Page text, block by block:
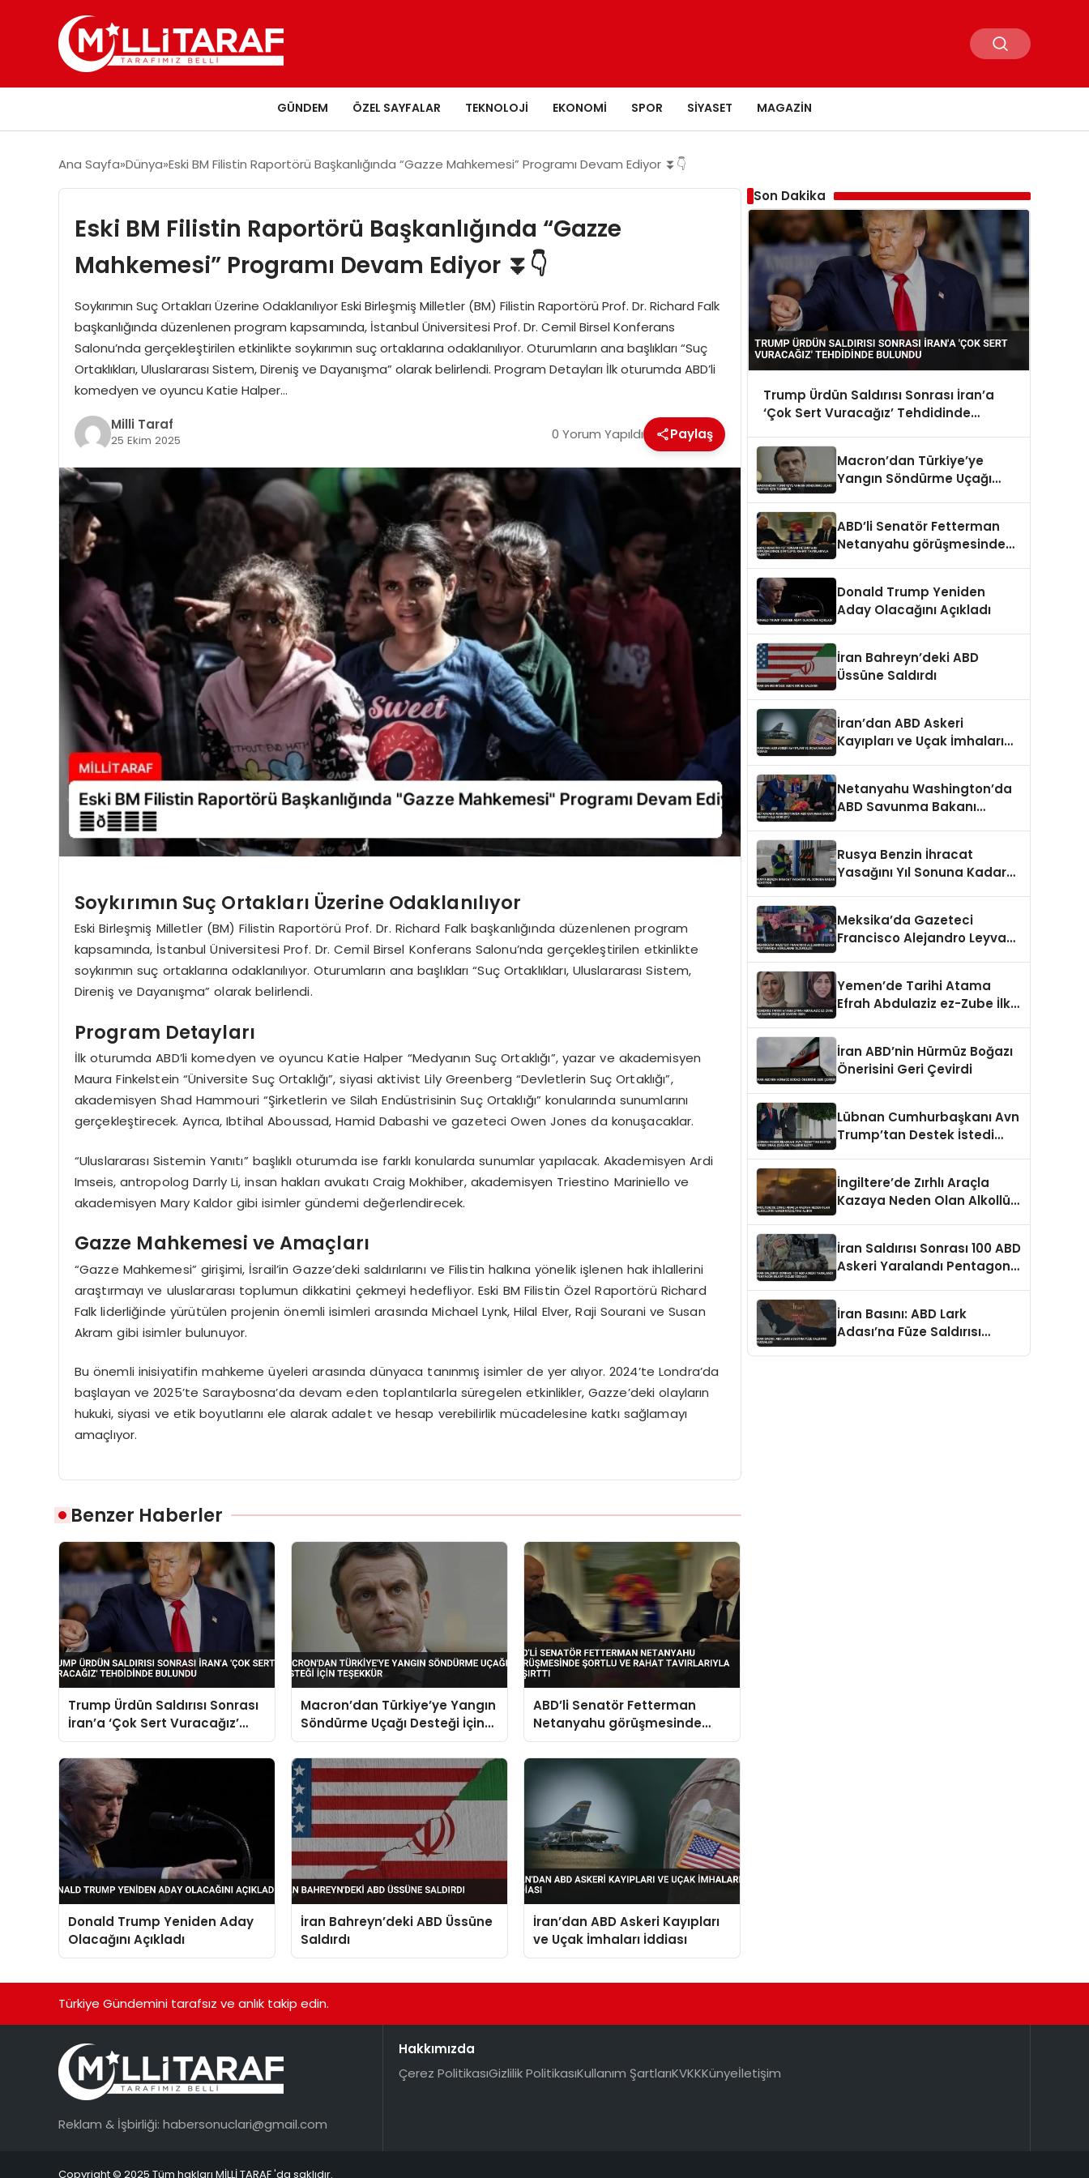
GÜNDEM ÖZEL SAYFALAR TEKNOLOJI EKONOMI SPOR SIYASET MAGAZIN
Ana Sayfa Dünya Eski BM Filistin Raportörü Başkanlığında “Gazze Mahkemesi” Programı Devam Ediyor ⏬👇
Eski BM Filistin Raportörü Başkanlığında “Gazze
Mahkemesi” Programı Devam Ediyor ⏬👇
Soykırımın Suç Ortakları Üzerine Odaklanılıyor Eski Birleşmiş Milletler (BM) Filistin Raportörü Prof. Dr. Richard Falk
başkanlığında düzenlenen program kapsamında, İstanbul Üniversitesi Prof. Dr. Cemil Birsel Konferans
Salonu’nda gerçekleştirilen etkinlikte soykırımın suç ortaklarına odaklanılıyor. Oturumların ana başlıkları “Suç
Ortaklıkları, Uluslararası Sistem, Direniş ve Dayanışma” olarak belirlendi. Program Detayları İlk oturumda ABD’li
komedyen ve oyuncu Katie Halper…
Milli Taraf
25 Ekim 2025 0 Yorum Yapıldı Paylaş
Soykırımın Suç Ortakları Üzerine Odaklanılıyor
Eski Birleşmiş Milletler (BM) Filistin Raportörü Prof. Dr. Richard Falk başkanlığında düzenlenen program
kapsamında, İstanbul Üniversitesi Prof. Dr. Cemil Birsel Konferans Salonu’nda gerçekleştirilen etkinlikte
soykırımın suç ortaklarına odaklanılıyor. Oturumların ana başlıkları “Suç Ortaklıkları, Uluslararası Sistem,
Direniş ve Dayanışma” olarak belirlendi.
Program Detayları
İlk oturumda ABD’li komedyen ve oyuncu Katie Halper “Medyanın Suç Ortaklığı”, yazar ve akademisyen
Maura Finkelstein “Üniversite Suç Ortaklığı”, siyasi aktivist Lily Greenberg “Devletlerin Suç Ortaklığı”,
akademisyen Shad Hammouri “Şirketlerin ve Silah Endüstrisinin Suç Ortaklığı” konularında sunumlarını
gerçekleştirecek. Ayrıca, Ibtihal Aboussad, Hamid Dabashi ve gazeteci Owen Jones da konuşacaklar.
“Uluslararası Sistemin Yanıtı” başlıklı oturumda ise farklı konularda sunumlar yapılacak. Akademisyen Ardi
Imseis, antropolog Darrly Li, insan hakları avukatı Craig Mokhiber, akademisyen Triestino Mariniello ve
akademisyen Mary Kaldor gibi isimler gündemi değerlendirecek.
Gazze Mahkemesi ve Amaçları
“Gazze Mahkemesi” girişimi, İsrail’in Gazze’deki saldırılarını ve Filistin halkına yönelik işlenen hak ihlallerini
araştırmayı ve uluslararası toplumun dikkatini çekmeyi hedefliyor. Eski BM Filistin Özel Raportörü Richard
Falk liderliğinde yürütülen projenin önemli isimleri arasında Michael Lynk, Hilal Elver, Raji Sourani ve Susan
Akram gibi isimler bulunuyor.
Bu önemli inisiyatifin mahkeme üyeleri arasında dünyaca tanınmış isimler de yer alıyor. 2024’te Londra’da
başlayan ve 2025’te Saraybosna’da devam eden toplantılarla süregelen etkinlikler, Gazze’deki olayların
hukuki, siyasi ve etik boyutlarını ele alarak adalet ve hesap verebilirlik mücadelesine katkı sağlamayı
amaçlıyor.
Benzer Haberler
Trump Ürdün Saldırısı Sonrası
İran’a ‘Çok Sert Vuracağız’
Tehdidinde Bulundu
Macron’dan Türkiye’ye Yangın
Söndürme Uçağı Desteği İçin
Teşekkür
ABD’li Senatör Fetterman
Netanyahu görüşmesinde
şortlu ve rahat tavırlarıyla
şaşırttı
Donald Trump Yeniden Aday
Olacağını Açıkladı
İran Bahreyn’deki ABD Üssüne
Saldırdı
İran’dan ABD Askeri Kayıpları
ve Uçak İmhaları İddiası
Son Dakika
Trump Ürdün Saldırısı Sonrası İran’a
‘Çok Sert Vuracağız’ Tehdidinde
Macron’dan Türkiye’ye
Yangın Söndürme Uçağı
ABD’li Senatör Fetterman
Netanyahu görüşmesinde
Donald Trump Yeniden
Aday Olacağını Açıkladı
İran Bahreyn’deki ABD
Üssüne Saldırdı
İran’dan ABD Askeri
Kayıpları ve Uçak İmhaları
Netanyahu Washington’da
ABD Savunma Bakanı
Rusya Benzin İhracat
Yasağını Yıl Sonuna Kadar
Meksika’da Gazeteci
Francisco Alejandro Leyva
Yemen’de Tarihi Atama
Efrah Abdulaziz ez-Zube İlk
İran ABD’nin Hürmüz Boğazı
Önerisini Geri Çevirdi
Lübnan Cumhurbaşkanı Avn
Trump’tan Destek İstedi
İngiltere’de Zırhlı Araçla
Kazaya Neden Olan Alkollü
İran Saldırısı Sonrası 100 ABD
Askeri Yaralandı Pentagon
İran Basını: ABD Lark
Adası’na Füze Saldırısı
Türkiye Gündemini tarafsız ve anlık takip edin.
Reklam & İşbirliği: habersonuclari@gmail.com
Hakkımızda
Çerez PolitikasıGizlilik PolitikasıKullanım ŞartlarıKVKKKünyeİletişim
Copyright © 2025 Tüm hakları MİLLİ TARAF 'da saklıdır.